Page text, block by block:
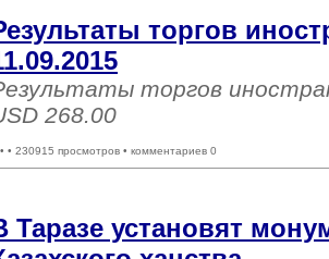
торгов
торгов
268.00
• 230915 просмотров • комментариев 0
Таразе установят